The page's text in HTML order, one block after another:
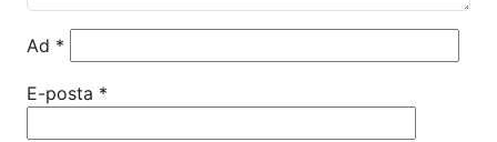
Ad *
E-posta *